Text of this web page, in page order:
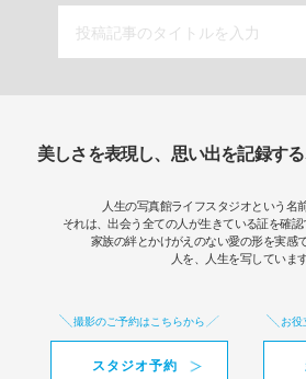
美しさを表現し、思い出を記録す
人生の写真館ライフスタジオという名
それは、出会う全ての人が生きている証を確認
家族の絆とかけがえのない愛の形を実感
人を、人生を写しています
撮影のご予約はこちらから
スタジオ予約
お役